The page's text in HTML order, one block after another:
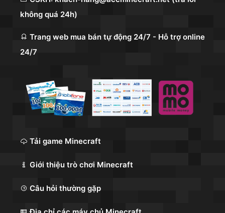
không quá 24h)
Trang web mua bán tự động 24/7 - Hỗ trợ online
24/7
Tải game Minecraft
Giới thiệu trò chơi Minecraft
Câu hỏi thường gặp